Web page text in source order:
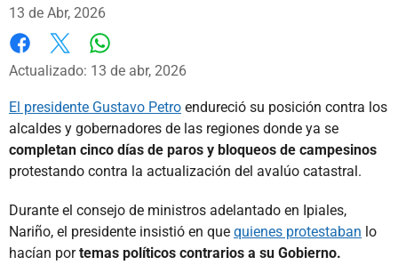
13 de Abr, 2026
Facebook
X
Actualizado: 13 de abr, 2026
El presidente Gustavo Petro endureció su posición contra los
alcaldes y gobernadores de las regiones donde ya se
completan cinco días de paros y bloqueos de campesinos
protestando contra la actualización del avalúo catastral.
Durante el consejo de ministros adelantado en Ipiales,
Nariño, el presidente insistió en que quienes protestaban lo
hacían portemas políticos contrarios a su Gobierno.